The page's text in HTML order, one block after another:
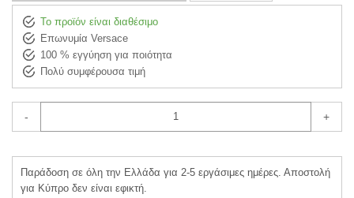
Το προϊόν είναι διαθέσιμο
Επωνυμία Versace
100 % εγγύηση για ποιότητα
Πολύ συμφέρουσα τιμή
- +
Παράδοση σε όλη την Ελλάδα για 2-5 εργάσιμες ημέρες. Αποστολή
για Κύπρο δεν είναι εφικτή.